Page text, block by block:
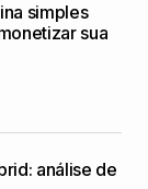
simples
sua
análise de